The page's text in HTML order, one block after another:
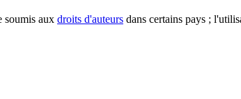
soumis aux droits d'auteurs dans certains pays ;